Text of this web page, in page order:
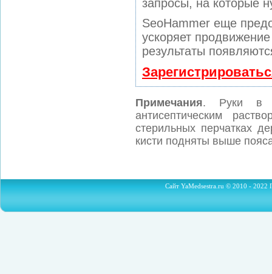
запросы, на которые
SeoHammer еще
ускоряет
результаты
Примечания. Руки в
антисептическим
стерильных перчатках
кисти подняты выше
Сайт YaMedsestra.ru © 2010 - 2022